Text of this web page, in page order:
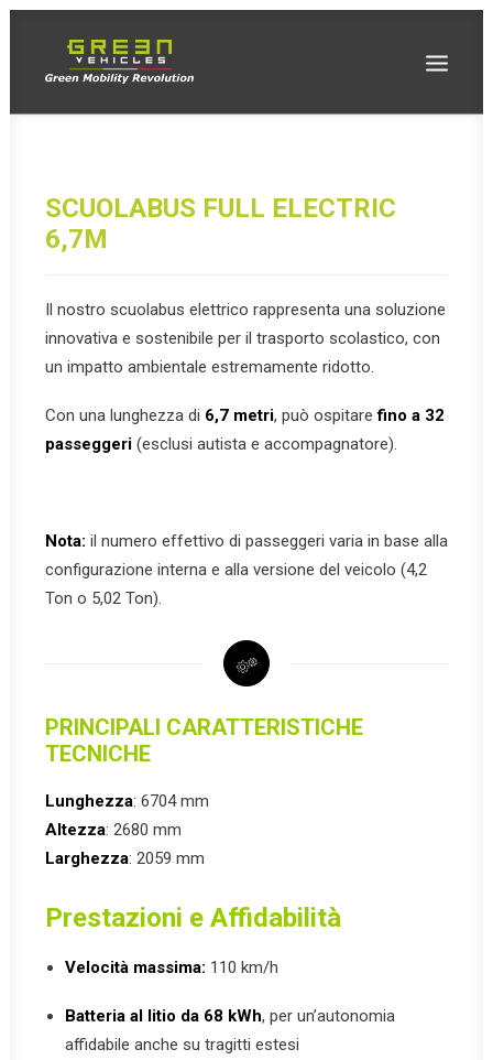
SCUOLABUS FULL ELECTRIC
6,7M
Il nostro scuolabus elettrico rappresenta una soluzione
innovativa e sostenibile per il trasporto scolastico, con
un impatto ambientale estremamente ridotto.
Con una lunghezza di 6,7 metri, può ospitarefino a 32
passeggeri (esclusi autista e accompagnatore).
Nota: il numero effettivo di passeggeri varia in base alla
configurazione interna e alla versione del veicolo (4,2
Ton o 5,02 Ton).
PRINCIPALI CARATTERISTICHE
TECNICHE
Lunghezza: 6704 mm
Altezza: 2680 mm
Larghezza: 2059 mm
Prestazioni e Affidabilità
Velocità massima: 110 km/h
Batteria al litio da 68 kWh, per un’autonomia
affidabile anche su tragitti estesi